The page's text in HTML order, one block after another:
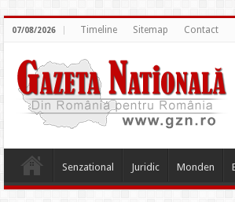
07/08/2026 Timeline Sitemap Contact
Senzational Juridic Monden